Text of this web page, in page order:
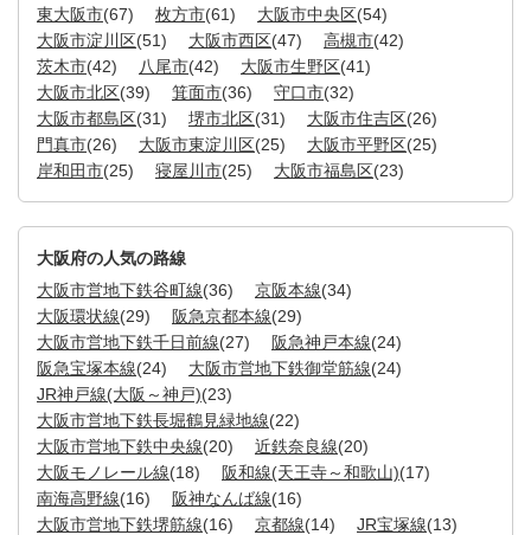
東大阪市(67) 枚方市(61) 大阪市中央区(54)
大阪市淀川区(51) 大阪市西区(47) 高槻市(42)
茨木市(42) 八尾市(42) 大阪市生野区(41)
大阪市北区(39) 箕面市(36) 守口市(32)
大阪市都島区(31) 堺市北区(31) 大阪市住吉区(26)
門真市(26) 大阪市東淀川区(25) 大阪市平野区(25)
岸和田市(25) 寝屋川市(25) 大阪市福島区(23)
大阪府の人気の路線
大阪市営地下鉄谷町線(36) 京阪本線(34)
大阪環状線(29) 阪急京都本線(29)
大阪市営地下鉄千日前線(27) 阪急神戸本線(24)
阪急宝塚本線(24) 大阪市営地下鉄御堂筋線(24)
JR神戸線(大阪～神戸)(23)
大阪市営地下鉄長堀鶴見緑地線(22)
大阪市営地下鉄中央線(20) 近鉄奈良線(20)
大阪モノレール線(18) 阪和線(天王寺～和歌山)(17)
南海高野線(16) 阪神なんば線(16)
大阪市営地下鉄堺筋線(16) 京都線(14) JR宝塚線(13)